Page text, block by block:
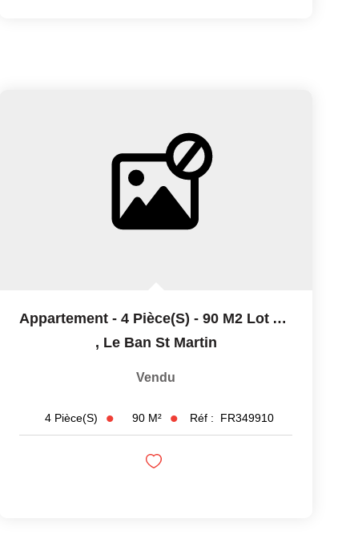
Appartement - 4 Pièce(s) - 90 M2 Lot A41
, Le Ban St Martin
Vendu
4 Pièce(s) 90 M² Réf : FR349910